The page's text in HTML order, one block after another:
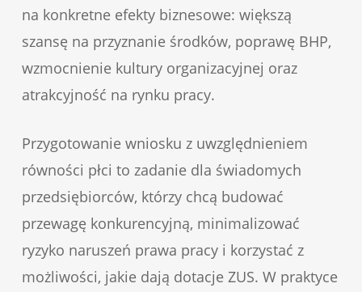
na konkretne efekty biznesowe: większą
szansę na przyznanie środków, poprawę BHP,
wzmocnienie kultury organizacyjnej oraz
atrakcyjność na rynku pracy.
Przygotowanie wniosku z uwzględnieniem
równości płci to zadanie dla świadomych
przedsiębiorców, którzy chcą budować
przewagę konkurencyjną, minimalizować
ryzyko naruszeń prawa pracy i korzystać z
możliwości, jakie dają dotacje ZUS. W praktyce